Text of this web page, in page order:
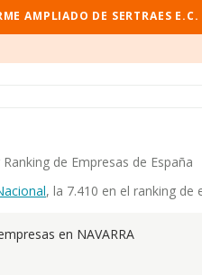
AMPLIADO DE SERTRAES E.C.
de Empresas de España
, la 7.410 en el ranking de
en NAVARRA